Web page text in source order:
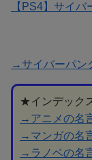
【PS4】サイ
→サイバーパン
★インデック
→アニメの名
→マンガの名
→ラノベの名